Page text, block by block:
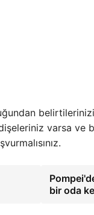
varsa ve
bir oda